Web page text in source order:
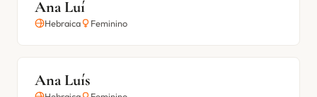
Ana Luí
Hebraica Feminino
Ana Luís